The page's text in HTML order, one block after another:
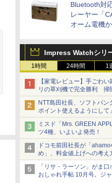
Bluetooth対
レーヤー「
オーム電機
Impress Watchシリ
1時間 24時間 1
【家電レビュー】手ごわ
リの草刈機で完全勝利 掃
NTT島田社長、ソフトバン
ポイント使えるようにして」
ミスド「Mrs. GREEN
ツ4種、いよいよ発売！
ドコモ前田社長が「
め」、料金値上げへの考え
「リサ・ラーソン」がま
おしゃれ手帖 10月号。ジ